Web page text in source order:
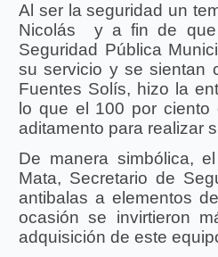
Al ser la seguridad un
Nicolás y a fin de que
Seguridad Pública
su servicio y se sientan
Fuentes Solís, hizo la
lo que el 100 por
aditamento para realizar
De manera simbólica,
Mata, Secretario de
antibalas a elementos
ocasión se invirtieron
adquisición de este